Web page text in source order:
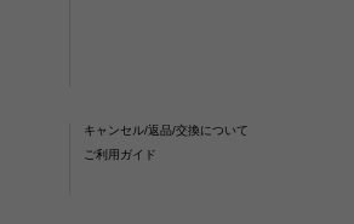
キャンセル/返品/交換について
ご利用ガイド